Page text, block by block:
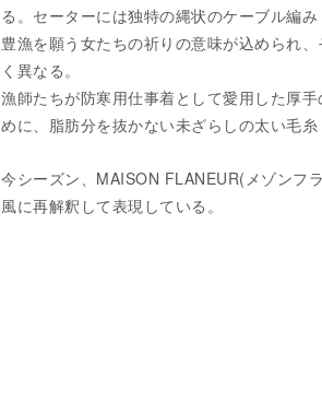
る。セーターには独特の縄状のケーブル編
豊漁を願う女たちの祈りの意味が込められ
く異なる。
漁師たちが防寒用仕事着として愛用した厚
めに、脂肪分を抜かない未ざらしの太い毛糸
今シーズン、MAISON FLANEUR(メゾンフ
風に再解釈して表現している。